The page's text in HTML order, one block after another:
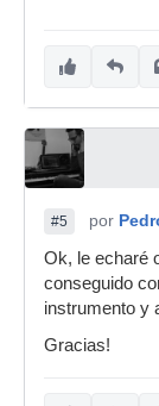
#5 por
Ok, le echaré
conseguido
instrumento y
Gracias!